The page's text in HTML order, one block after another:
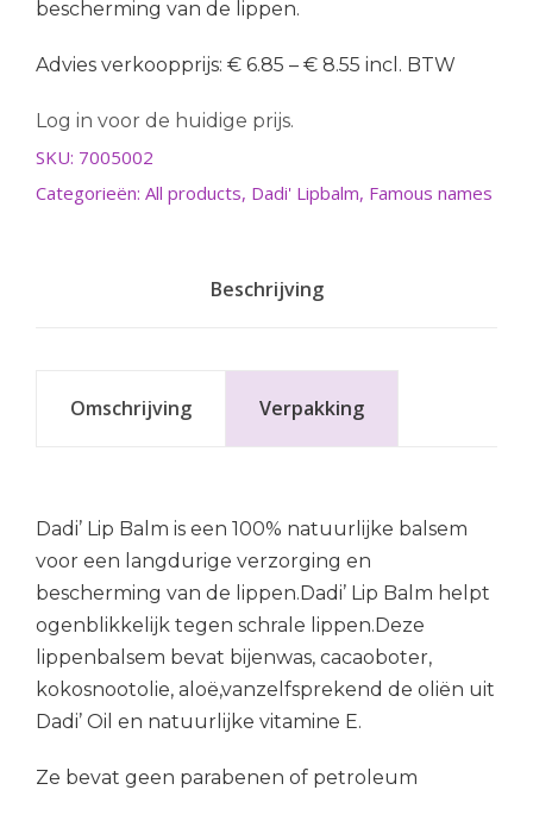
bescherming van de lippen.
Advies verkoopprijs: € 6.85 – € 8.55 incl. BTW
Log in voor de huidige prijs.
SKU: 7005002
Categorieën: All products, Dadi' Lipbalm, Famous names
Beschrijving
Omschrijving Verpakking
Dadi’ Lip Balm is een 100% natuurlijke balsem
voor een langdurige verzorging en
bescherming van de lippen.Dadi’ Lip Balm helpt
ogenblikkelijk tegen schrale lippen.Deze
lippenbalsem bevat bijenwas, cacaoboter,
kokosnootolie, aloë,vanzelfsprekend de oliën uit
Dadi’ Oil en natuurlijke vitamine E.
Ze bevat geen parabenen of petroleum